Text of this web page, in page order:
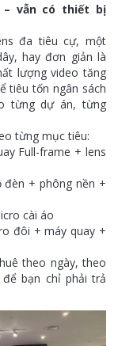
– vẫn có thiết bị
đa tiêu cự, một
hay đơn giản là
lượng video tăng
tiêu tốn ngân sách
từng dự án, từng
từng mục tiêu:
Full-frame + lens
+ phông nền +
cài áo
đôi + máy quay +
theo ngày, theo
bạn chỉ phải trả